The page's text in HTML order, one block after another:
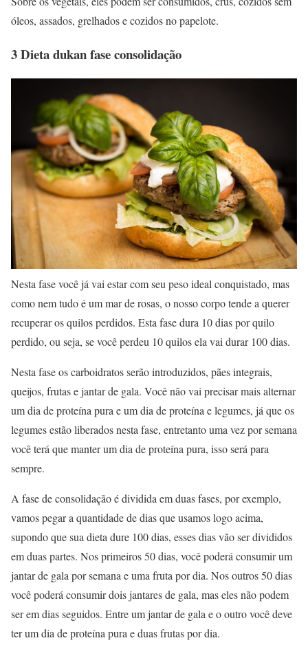
óleos, assados, grelhados e cozidos no papelote.
3 Dieta dukan fase consolidação
Nesta fase você já vai estar com seu peso ideal conquistado, mas
como nem tudo é um mar de rosas, o nosso corpo tende a querer
recuperar os quilos perdidos. Esta fase dura 10 dias por quilo
perdido, ou seja, se você perdeu 10 quilos ela vai durar 100 dias.
Nesta fase os carboidratos serão introduzidos, pães integrais,
queijos, frutas e jantar de gala. Você não vai precisar mais alternar
um dia de proteína pura e um dia de proteína e legumes, já que os
legumes estão liberados nesta fase, entretanto uma vez por semana
você terá que manter um dia de proteína pura, isso será para
sempre.
A fase de consolidação é dividida em duas fases, por exemplo,
vamos pegar a quantidade de dias que usamos logo acima,
supondo que sua dieta dure 100 dias, esses dias vão ser divididos
em duas partes. Nos primeiros 50 dias, você poderá consumir um
jantar de gala por semana e uma fruta por dia. Nos outros 50 dias
você poderá consumir dois jantares de gala, mas eles não podem
ser em dias seguidos. Entre um jantar de gala e o outro você deve
ter um dia de proteína pura e duas frutas por dia.